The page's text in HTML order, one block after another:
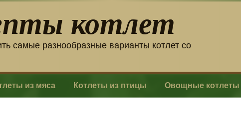
котлет
самые разнообразные варианты котлет со
из мяса Котлеты из птицы Овощные котлеты